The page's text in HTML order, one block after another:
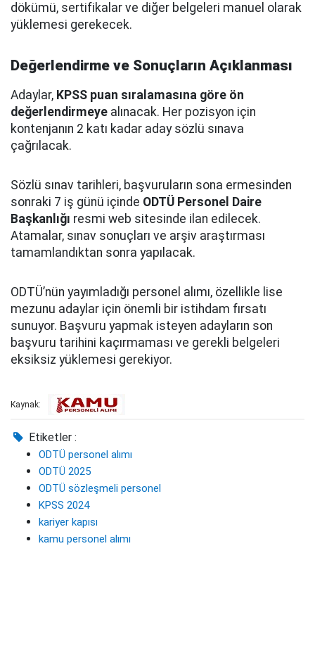
dökümü, sertifikalar ve diğer belgeleri manuel olarak
yüklemesi gerekecek.
Değerlendirme ve Sonuçların Açıklanması
Adaylar, KPSS puan sıralamasına göre ön
değerlendirmeye alınacak. Her pozisyon için
kontenjanın 2 katı kadar aday sözlü sınava
çağrılacak.
Sözlü sınav tarihleri, başvuruların sona ermesinden
sonraki 7 iş günü içinde ODTÜ Personel Daire
Başkanlığı resmi web sitesinde ilan edilecek.
Atamalar, sınav sonuçları ve arşiv araştırması
tamamlandıktan sonra yapılacak.
ODTÜ’nün yayımladığı personel alımı, özellikle lise
mezunu adaylar için önemli bir istihdam fırsatı
sunuyor. Başvuru yapmak isteyen adayların son
başvuru tarihini kaçırmaması ve gerekli belgeleri
eksiksiz yüklemesi gerekiyor.
Kaynak:
Etiketler :
ODTÜ personel alımı
ODTÜ 2025
ODTÜ sözleşmeli personel
KPSS 2024
kariyer kapısı
kamu personel alımı